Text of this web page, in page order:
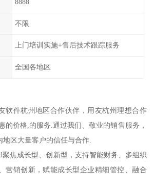
不限
上门培训实施+售后技术跟踪服务
全国各地区
软件杭州地区合作伙伴，用友杭州理想合作
的价格,的服务.通过我们、敬业的销售服务，
区大量客户的信任与合作.
聚焦成长型、创新型，支持智能财务、多组织
营销创新，赋能成长型企业精细管控、融合